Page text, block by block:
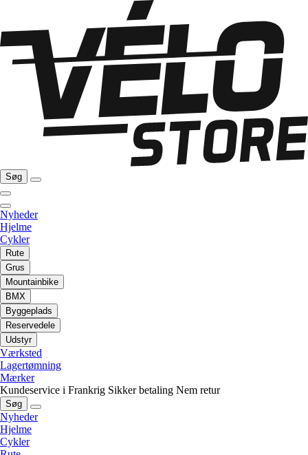
Søg
Nyheder
Hjelme
Cykler
Rute
Grus
Mountainbike
BMX
Byggeplads
Reservedele
Udstyr
Værksted
Lagertømning
Mærker
Kundeservice i Frankrig Sikker betaling Nem retur
Søg
Nyheder
Hjelme
Cykler